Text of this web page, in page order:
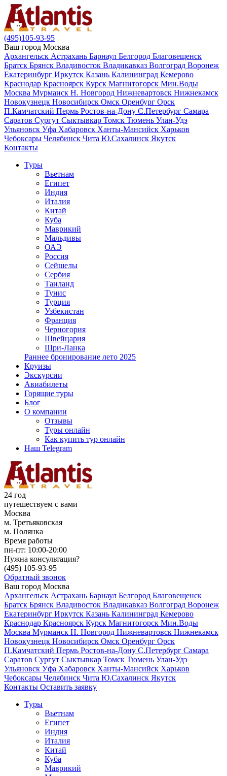
(495)105-93-95
Ваш город Москва
Архангельск Астрахань Барнаул Белгород Благовещенск
Братск Брянск Владивосток Владикавказ Волгоград Воронеж
Екатеринбург Иркутск Казань Калининград Кемерово
Краснодар Красноярск Курск Магнитогорск Мин.Воды
Москва Мурманск Н. Новгород Нижневартовск Нижнекамск
Новокузнецк Новосибирск Омск Оренбург Орск
П.Камчатский Пермь Ростов-на-Дону С.Петербург Самара
Саратов Сургут Сыктывкар Томск Тюмень Улан-Удэ
Ульяновск Уфа Хабаровск Ханты-Мансийск Харьков
Чебоксары Челябинск Чита Ю.Сахалинск Якутск
Контакты
Туры
Вьетнам
Египет
Индия
Италия
Китай
Куба
Маврикий
Мальдивы
ОАЭ
Россия
Сейшелы
Сербия
Таиланд
Тунис
Турция
Узбекистан
Франция
Черногория
Швейцария
Шри-Ланка
Раннее бронирование лето 2025
Круизы
Экскурсии
Авиабилеты
Горящие туры
Блог
О компании
Отзывы
Туры онлайн
Как купить тур онлайн
Наш Telegram
24 год
путешествуем с вами
Москва
м. Третьяковская
м. Полянка
Время работы
пн-пт: 10:00-20:00
Нужна консультация?
(495) 105-93-95
Обратный звонок
Ваш город Москва
Архангельск Астрахань Барнаул Белгород Благовещенск
Братск Брянск Владивосток Владикавказ Волгоград Воронеж
Екатеринбург Иркутск Казань Калининград Кемерово
Краснодар Красноярск Курск Магнитогорск Мин.Воды
Москва Мурманск Н. Новгород Нижневартовск Нижнекамск
Новокузнецк Новосибирск Омск Оренбург Орск
П.Камчатский Пермь Ростов-на-Дону С.Петербург Самара
Саратов Сургут Сыктывкар Томск Тюмень Улан-Удэ
Ульяновск Уфа Хабаровск Ханты-Мансийск Харьков
Чебоксары Челябинск Чита Ю.Сахалинск Якутск
Контакты Оставить заявку
Туры
Вьетнам
Египет
Индия
Италия
Китай
Куба
Маврикий